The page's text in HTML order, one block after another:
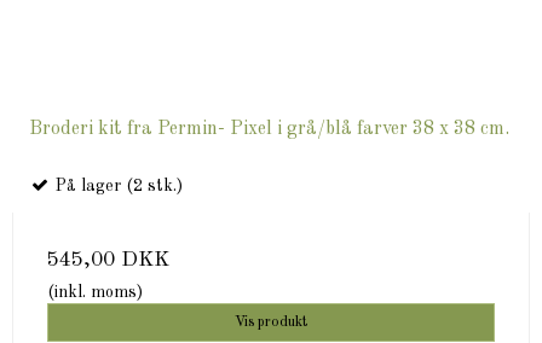
Broderi kit fra Permin- Pixel i grå/blå farver 38 x 38 cm.
På lager (2 stk.)
545,00 DKK
(inkl. moms)
Vis produkt